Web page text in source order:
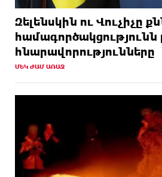
Զելենսկին ու Վուչիչը
համագործակցությունն
հնարավորությունները
ՄԵԿ ԺԱՄ ԱՌԱՋ